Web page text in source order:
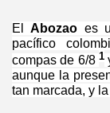
ElAbozao es
pacífico
compas de 6/81
aunque la
tan marcada, y